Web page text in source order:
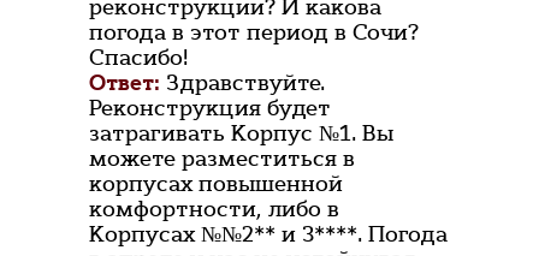
реконструкции? И какова
погода в этот период в Сочи?
Спасибо!
Ответ: Здравствуйте.
Реконструкция будет
затрагивать Корпус №1. Вы
можете разместиться в
корпусах повышенной
комфортности, либо в
Корпусах №№2** и 3****. Погода